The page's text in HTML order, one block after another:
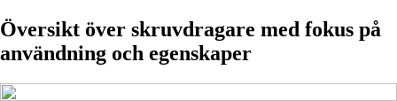
Översikt över skruvdragare med fokus på
användning och egenskaper